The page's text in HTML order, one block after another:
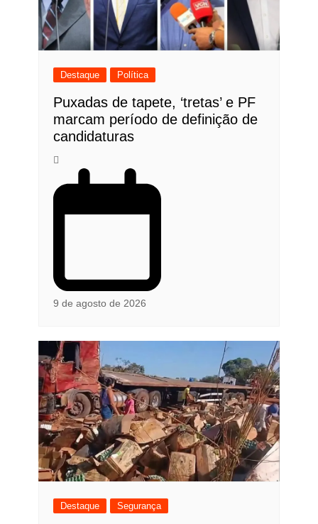
Destaque Política
Puxadas de tapete, ‘tretas’ e PF
marcam período de definição de
candidaturas
9 de agosto de 2026
Destaque Segurança